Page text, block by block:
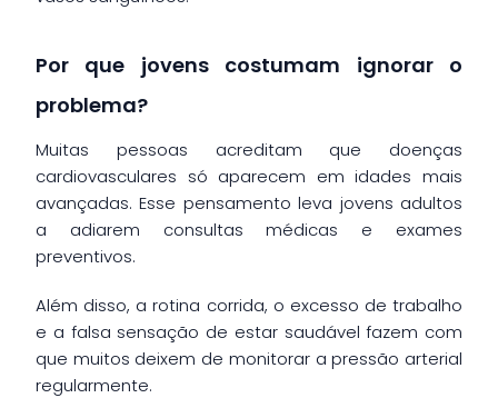
Por que jovens costumam ignorar o
problema?
Muitas pessoas acreditam que doenças
cardiovasculares só aparecem em idades mais
avançadas. Esse pensamento leva jovens adultos
a adiarem consultas médicas e exames
preventivos.
Além disso, a rotina corrida, o excesso de trabalho
e a falsa sensação de estar saudável fazem com
que muitos deixem de monitorar a pressão arterial
regularmente.